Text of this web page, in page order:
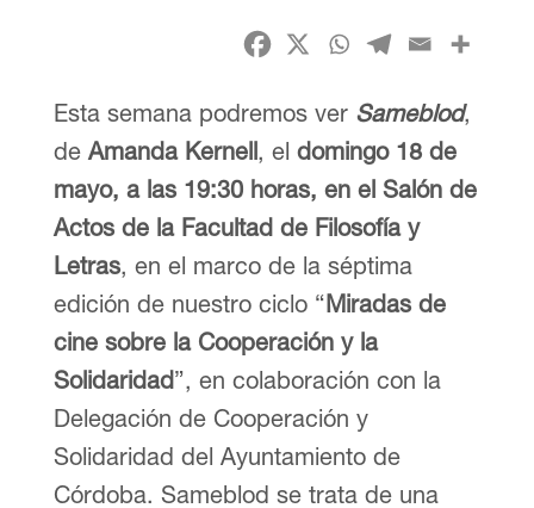
Esta semana podremos ver Sameblod,
de Amanda Kernell, el domingo 18 de
mayo, a las 19:30 horas, en el Salón de
Actos de la Facultad de Filosofía y
Letras, en el marco de la séptima
edición de nuestro ciclo “Miradas de
cine sobre la Cooperación y la
Solidaridad”, en colaboración con la
Delegación de Cooperación y
Solidaridad del Ayuntamiento de
Córdoba. Sameblod se trata de una